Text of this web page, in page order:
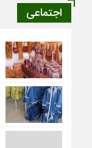
اجتماعی